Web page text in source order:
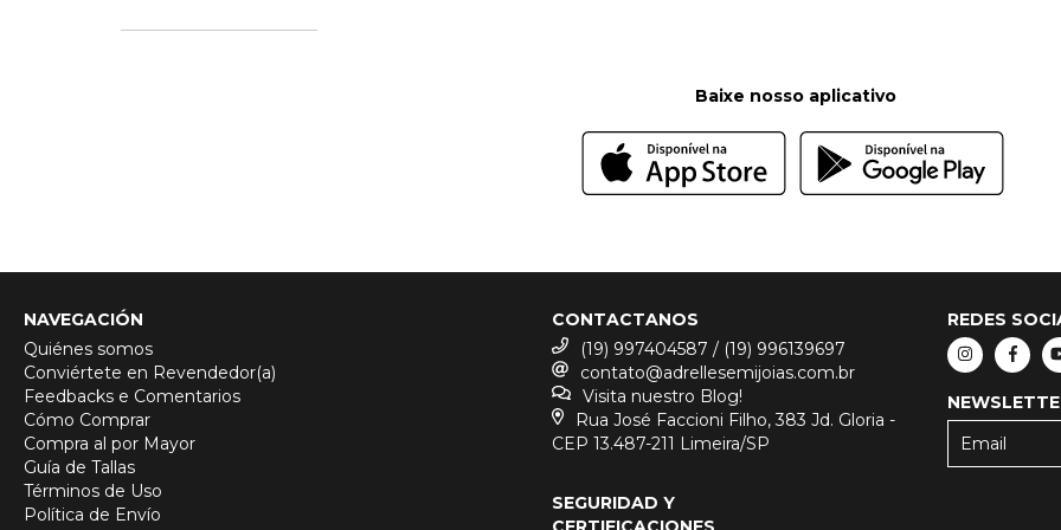
Baixe nosso aplicativo
NAVEGACIÓN
Quiénes somos
Conviértete en Revendedor(a)
Feedbacks e Comentarios
Cómo Comprar
Compra al por Mayor
Guía de Tallas
Términos de Uso
Política de Envío
CONTACTANOS
(19) 997404587 / (19) 996139697
contato@adrellesemijoias.com.br
Visita nuestro Blog!
Rua José Faccioni Filho, 383 Jd. Gloria -
CEP 13.487-211 Limeira/SP
REDES
SEGURIDAD Y